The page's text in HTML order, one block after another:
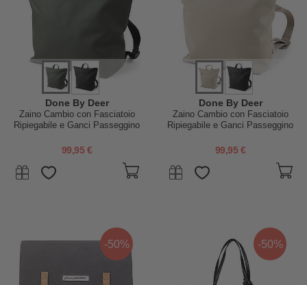
Done By Deer
Zaino Cambio con Fasciatoio
Ripiegabile e Ganci Passeggino
plastica riciclata!
99,95 €
Done By Deer
Zaino Cambio con Fasciatoio
Ripiegabile e Ganci Passeggino
plastica riciclata!
99,95 €
-50% -50%